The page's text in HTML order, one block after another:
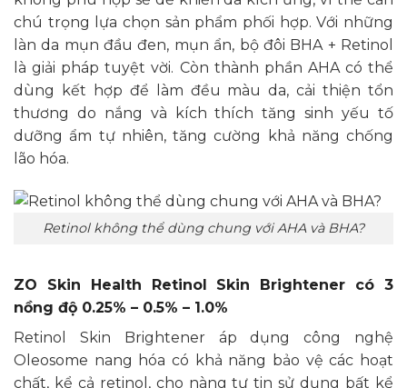
chú trọng lựa chọn sản phẩm phối hợp. Với những
làn da mụn đầu đen, mụn ẩn, bộ đôi BHA + Retinol
là giải pháp tuyệt vời. Còn thành phần AHA có thể
dùng kết hợp để làm đều màu da, cải thiện tổn
thương do nắng và kích thích tăng sinh yếu tố
dưỡng ẩm tự nhiên, tăng cường khả năng chống
lão hóa.
Retinol không thể dùng chung với AHA và BHA?
ZO Skin Health Retinol Skin Brightener có 3
nồng độ 0.25% – 0.5% – 1.0%
Retinol Skin Brightener áp dụng công nghệ
Oleosome nang hóa có khả năng bảo vệ các hoạt
chất, kể cả retinol, cho nàng tự tin sử dụng bất kể